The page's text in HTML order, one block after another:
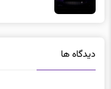
دیدگاه ها